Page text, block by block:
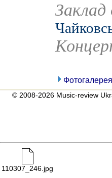
Заклад
Фотогалерея
© 2008-2026 Music-review
110307_246.jpg